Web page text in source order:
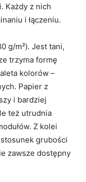
Każdy z nich
i łączeniu.
g/m²). Jest tani,
trzyma formę
kolorów –
Papier z
i bardziej
też utrudnia
Z kolei
grubości
zawsze dostępny